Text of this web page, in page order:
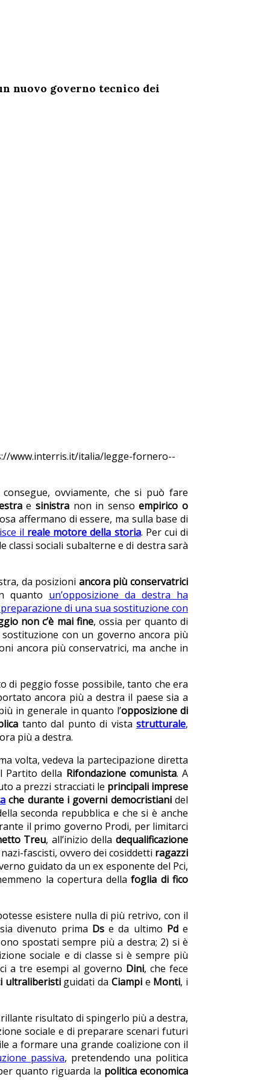
nuovo governo tecnico dei
www.interris.it/italia/legge-fornero--
ovviamente, che si può fare
e sinistranon in sensoempirico o
affermano di essere, ma sulla base di
il reale motore della storia. Per cui di
classi sociali subalterne e di destra sarà
da posizioni ancora più conservatrici
quanto un’opposizione da destra ha
di una sua sostituzione con
non c’è mai fine, ossia per quanto di
con un governo ancora più
ancora più conservatrici, ma anche in
di peggio fosse possibile, tanto che era
ancora più a destra il paese sia a
in generale in quanto l’opposizione di
tanto dal punto di vistastrutturale,
più a destra.
volta, vedeva la partecipazione diretta
Partito della Rifondazione comunista. A
a prezzi stracciati le principali imprese
che durante i governi democristianidel
seconda repubblica e che si è anche
il primo governo Prodi, per limitarci
Treu, all’inizio delladequalificazione
fascisti, ovvero dei cosiddetti ragazzi
guidato da un ex esponente del Pci,
la copertura dellafoglia di fico
esistere nulla di più retrivo, con il
divenuto prima Dse da ultimo Pde
spostati sempre più a destra; 2) si è
sociale e di classe si è sempre più
a tre esempi al governo Dini, che fece
ultraliberistiguidati da Ciampie Monti, i
risultato di spingerlo più a destra,
sociale e di preparare scenari futuri
a formare una grande coalizione con il
passiva, pretendendo una politica
quanto riguarda la politica economica